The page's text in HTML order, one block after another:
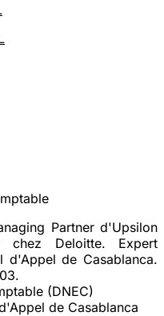
Partner d'Upsilon
chez Deloitte. Expert
d'Appel de Casablanca.
(DNEC)
de Casablanca